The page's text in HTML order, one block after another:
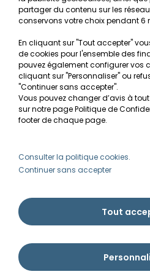
Mentions
Conditions
RGPD
MON
Créer un
Besoin
Ammannia © Tous droits réservés 2026 |
partager du contenu sur les
conservons votre choix pendant 6
En cliquant sur "Tout accepter"
de cookies pour l'ensemble des
pouvez également configurer vos
cliquant sur "Personnaliser" ou
"Continuer sans accepter".
Vous pouvez changer d’avis à
sur notre page Politique de
footer de chaque page.
Consulter la politique cookies.
Continuer sans accepter
Tout